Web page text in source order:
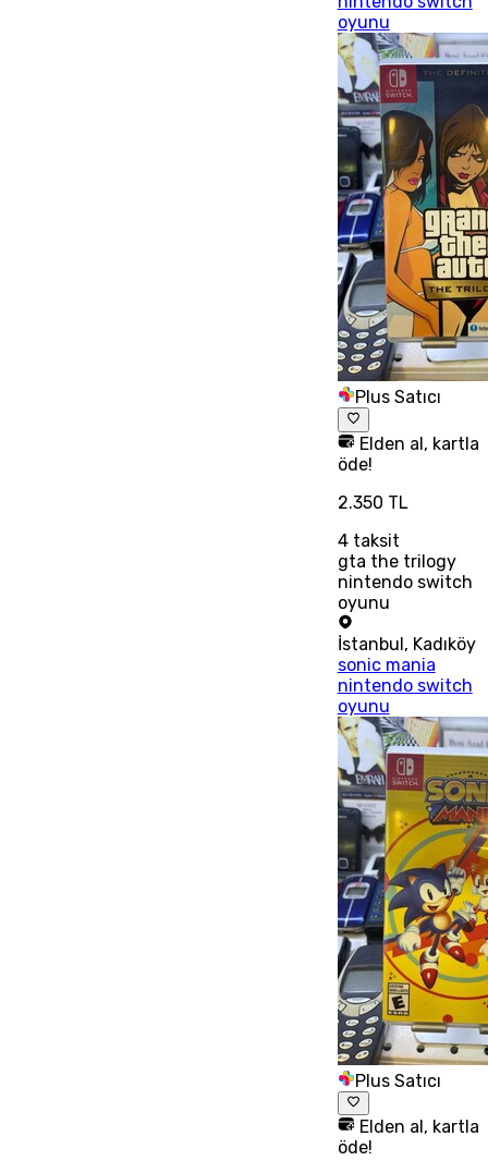
oyunu
Plus Satıcı
Elden al, kartla
öde!
2.350 TL
4taksit
gta the trilogy
nintendo switch
oyunu
İstanbul, Kadıköy
sonic mania
nintendo switch
oyunu
Plus Satıcı
Elden al, kartla
öde!